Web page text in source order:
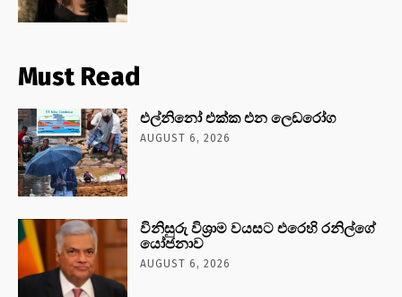
Must Read
එල්නිනෝ එක්ක එන ලෙඩරෝග
AUGUST 6, 2026
විනිසුරු විශ්‍රාම වයසට එරෙහි රනිල්ගේ
යෝජනාව
AUGUST 6, 2026